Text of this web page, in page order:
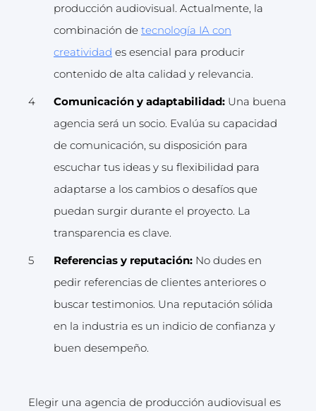
producción audiovisual. Actualmente, la
combinación de tecnología IA con
creatividad es esencial para producir
contenido de alta calidad y relevancia.
Comunicación y adaptabilidad: Una buena
agencia será un socio. Evalúa su capacidad
de comunicación, su disposición para
escuchar tus ideas y su flexibilidad para
adaptarse a los cambios o desafíos que
puedan surgir durante el proyecto. La
transparencia es clave.
Referencias y reputación: No dudes en
pedir referencias de clientes anteriores o
buscar testimonios. Una reputación sólida
en la industria es un indicio de confianza y
buen desempeño.
Elegir una agencia de producción audiovisual es